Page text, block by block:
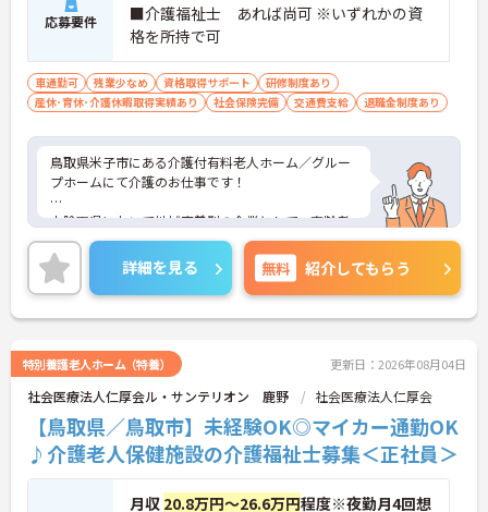
応募要件
■介護福祉士 あれば尚可 ※いずれかの資
格を所持で可
車通勤可 残業少なめ 資格取得サポート
研修制度あり
産休･育休･介護休暇取得実績あり
社会保険完備 交通費支給 退職金制度あり
鳥取県米子市にある介護付有料老人ホーム／グルー
プホームにて介護のお仕事です！
山陰両県において地域密着型の企業として、高齢者
が住み慣れた地域で安心して健やかに生活していた
だけるようお手伝いすると供にご家族の介護負担の
軽減を希求する法人様です。
資格取得支援制度など福利厚生も充実★
ご興味ある方には、面接対策ポイントなど、さらに
詳細をお話しいたしますのでお気軽にご相談くださ
い。
詳細を見る 無料 紹介してもらう
特別養護老人ホーム（特養） 更新日：2026年08月04日
社会医療法人仁厚会ル・サンテリオン 鹿野 社会医療法人仁厚会
【鳥取県／鳥取市】未経験OK◎マイカー通勤OK
♪介護老人保健施設の介護福祉士募集＜正社員＞
月収 20.8万円～26.6万円程度※夜勤月4回想